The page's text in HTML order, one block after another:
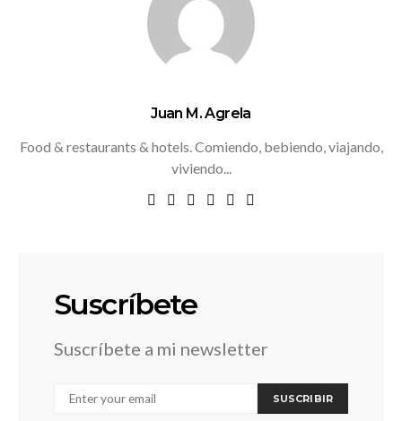
Juan M. Agrela
Food & restaurants & hotels. Comiendo, bebiendo, viajando,
viviendo...
Suscríbete
Suscríbete a mi newsletter
SUSCRIBIR